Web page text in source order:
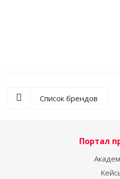
Список брендов
Портал